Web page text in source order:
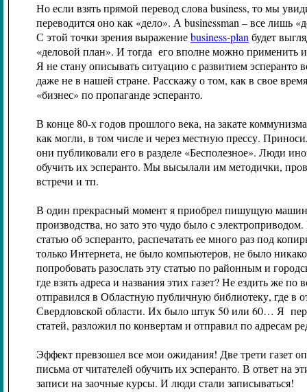
Но если взять прямой перевод слова business, то мы
переводится оно как «дело». А businessman – все лишь
С этой точки зрения выражениеbusiness-plan будет
«деловой план». И тогда его вполне можно применить
Я не стану описывать ситуацию с развитием эсперанто
даже не в нашей стране. Расскажу о том, как в свое
«бизнес» по пропаганде эсперанто.
В конце 80-х годов прошлого века, на закате
как могли, в том числе и через местную прессу.
они публиковали его в разделе «Бесполезное». Люди
обучить их эсперанто. Мы высылали им методички,
встречи и тп.
В один прекрасный момент я приобрел пишущую
производства, но зато это чудо было с
статью об эсперанто, распечатать ее много раз под
только Интернета, не было компьютеров, не было
попробовать разослать эту статью по районным и
где взять адреса и названия этих газет? Не ездить же
отправился в Областную публичную библиотеку, где в
Свердловской области. Их было штук 50 или 60… Я
статей, разложил по конвертам и отправил по адресам
Эффект превзошел все мои ожидания! Две трети газет
письма от читателей обучить их эсперанто. В ответ на
записи на заочные курсы. И люди стали записываться!